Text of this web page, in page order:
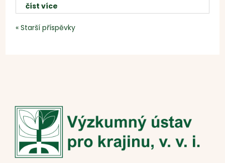
číst více
« Starší příspěvky